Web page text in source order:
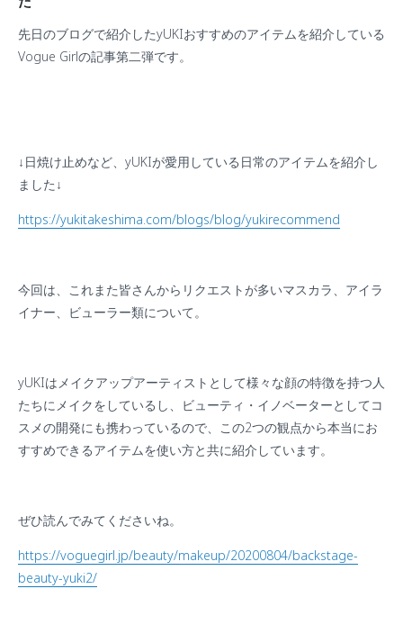
先日のブログで紹介したyUKIおすすめのアイテムを紹介している
Vogue Girlの記事第二弾です。
↓日焼け止めなど、yUKIが愛用している日常のアイテムを紹介し
ました↓
https://yukitakeshima.com/blogs/blog/yukirecommend
今回は、これまた皆さんからリクエストが多いマスカラ、アイラ
イナー、ビューラー類について。
yUKIはメイクアップアーティストとして様々な顔の特徴を持つ人
たちにメイクをしているし、ビューティ・イノベーターとしてコ
スメの開発にも携わっているので、この2つの観点から本当にお
すすめできるアイテムを使い方と共に紹介しています。
ぜひ読んでみてくださいね。
https://voguegirl.jp/beauty/makeup/20200804/backstage-
beauty-yuki2/